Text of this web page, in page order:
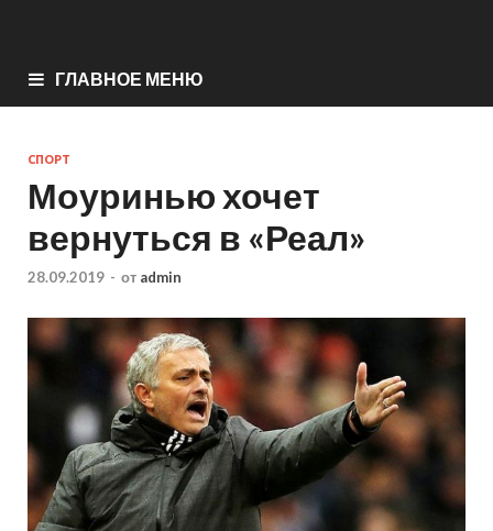
ГЛАВНОЕ МЕНЮ
СПОРТ
Моуринью хочет
вернуться в «Реал»
28.09.2019 - от admin